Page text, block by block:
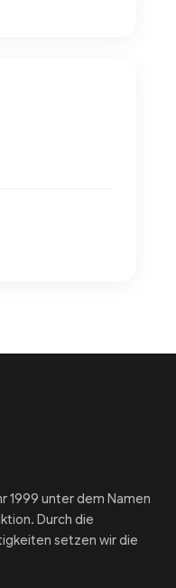
1999 unter dem Namen
Durch die
setzen wir die